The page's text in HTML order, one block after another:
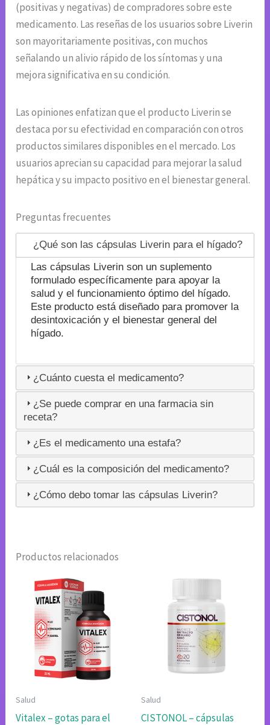
(positivas y negativas) de compradores sobre este
medicamento. Las reseñas de los usuarios sobre Liverin
son mayoritariamente positivas, con muchos
señalando un alivio rápido de los síntomas y una
mejora significativa en su condición.
Las opiniones enfatizan que el producto Liverin se
destaca por su efectividad en comparación con otros
productos similares disponibles en el mercado. Los
usuarios aprecian su capacidad para mejorar la salud
hepática y su impacto positivo en el bienestar general.
Preguntas frecuentes
¿Qué son las cápsulas Liverin para el hígado?
Las cápsulas Liverin son un suplemento
formulado específicamente para apoyar la
salud y el funcionamiento óptimo del hígado.
Este producto está diseñado para promover la
desintoxicación y el bienestar general del
hígado.
¿Cuánto cuesta el medicamento?
¿Se puede comprar en una farmacia sin
receta?
¿Es el medicamento una estafa?
¿Cuál es la composición del medicamento?
¿Cómo debo tomar las cápsulas Liverin?
Productos relacionados
Salud
Vitalex – gotas para el
Salud
CISTONOL – cápsulas